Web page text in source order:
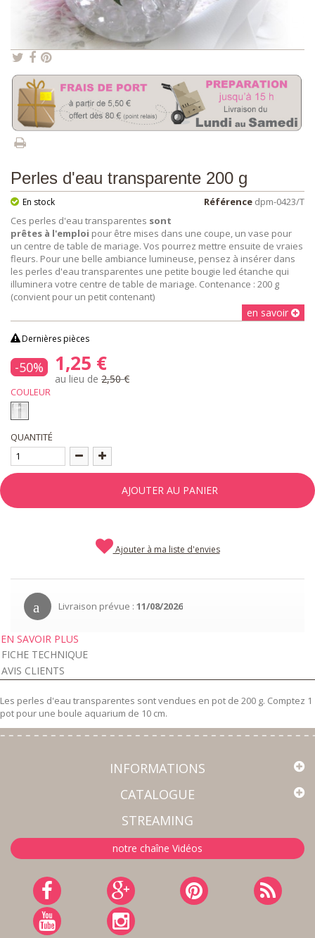
Perles d'eau transparente 200 g
Référence dpm-0423/T
En stock
Ces perles d'eau transparentes sont
prêtes à l'emploi pour être mises dans une coupe, un vase pour
un centre de table de mariage. Vos pourrez mettre ensuite de vraies
fleurs. Pour une belle ambiance lumineuse, pensez à insérer dans
les perles d'eau transparentes une petite bougie led étanche qui
illuminera votre centre de table de mariage. Contenance : 200 g
(convient pour un petit contenant)
en savoir
Dernières pièces
-50% 1,25 €
au lieu de 2,50 €
QUANTITÉ
AJOUTER AU PANIER
Ajouter à ma liste d'envies
Livraison prévue : 11/08/2026
EN SAVOIR PLUS
FICHE TECHNIQUE
AVIS CLIENTS
Les perles d'eau transparentes sont vendues en pot de 200 g. Comptez 1
pot pour une boule aquarium de 10 cm.
INFORMATIONS
CATALOGUE
STREAMING
notre chaîne Vidéos